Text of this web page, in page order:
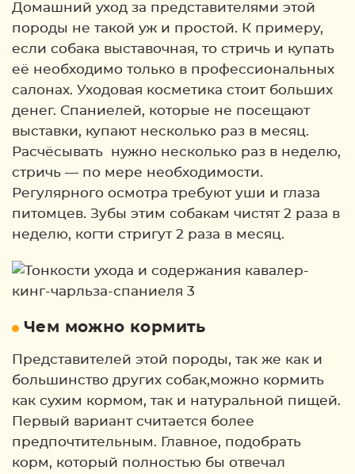
Домашний уход за представителями этой
породы не такой уж и простой. К примеру,
если собака выставочная, то стричь и купать
её необходимо только в профессиональных
салонах. Уходовая косметика стоит больших
денег. Спаниелей, которые не посещают
выставки, купают несколько раз в месяц.
Расчёсывать нужно несколько раз в неделю,
стричь — по мере необходимости.
Регулярного осмотра требуют уши и глаза
питомцев. Зубы этим собакам чистят 2 раза в
неделю, когти стригут 2 раза в месяц.
Чем можно кормить
Представителей этой породы, так же как и
большинство других собак,можно кормить
как сухим кормом, так и натуральной пищей.
Первый вариант считается более
предпочтительным. Главное, подобрать
корм, который полностью бы отвечал